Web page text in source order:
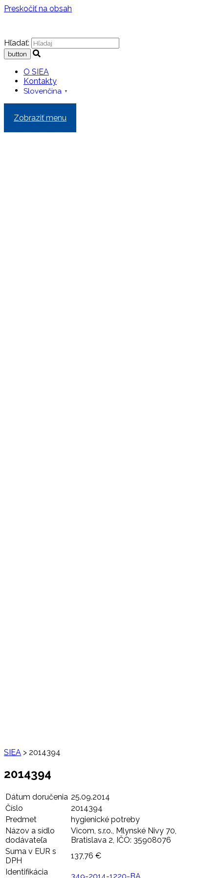
Preskočiť na obsah
Hľadať:
O SIEA
Kontakty
Slovenčina ▼
Zobraziť menu
SIEA > 2014394
2014394
Dátum doručenia 25.09.2014
Číslo
2014394
Predmet
hygienické potreby
Názov a sídlo
dodávateľa
Vicom, s.r.o., Mlynské Nivy 70,
Bratislava 2, IČO: 35908076
Suma v EUR s
DPH
137,76 €
Identifikácia
349-2014-1220-BA